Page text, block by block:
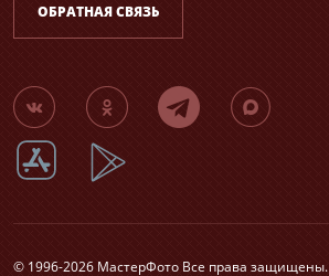
ОБРАТНАЯ СВЯЗЬ
© 1996-2026 МастерФото Все права защищены.